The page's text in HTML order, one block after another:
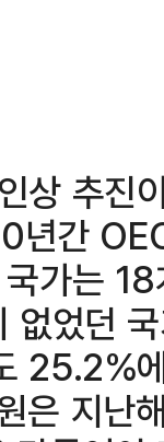
상 추진
년간
가는
없었던
은 지난